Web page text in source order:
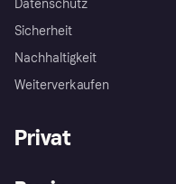
Datenschutz
Sicherheit
Nachhaltigkeit
Weiterverkaufen
Privat